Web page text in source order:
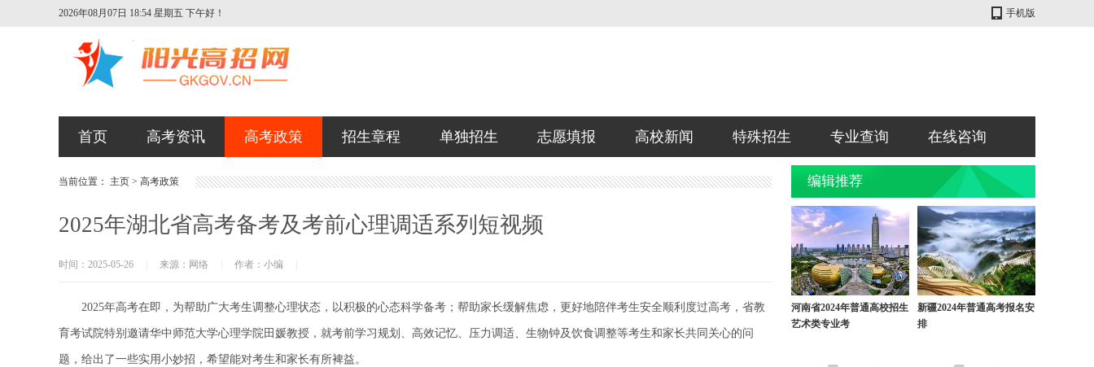
手机版
2026年08月07日 18:54 星期五 下午好！
首页 高考资讯 高考政策 招生章程 单独招生 志愿填报 高校新闻 特殊招生 专业查询 在线咨询
当前位置： 主页 > 高考政策
2025年湖北省高考备考及考前心理调适系列短视频
时间：2025-05-26 来源：网络 作者：小编
2025年高考在即，为帮助广大考生调整心理状态，以积极的心态科学备考；帮助家长缓解焦虑，更好地陪伴考生安全顺利度过高考，省教
育考试院特别邀请华中师范大学心理学院田媛教授，就考前学习规划、高效记忆、压力调适、生物钟及饮食调整等考生和家长共同关心的问
题，给出了一些实用小妙招，希望能对考生和家长有所裨益。
编辑推荐
河南省2024年普通高校招生
艺术类专业考
新疆2024年普通高考报名安
排